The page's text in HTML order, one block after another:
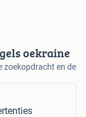
oekraine
zoekopdracht en de